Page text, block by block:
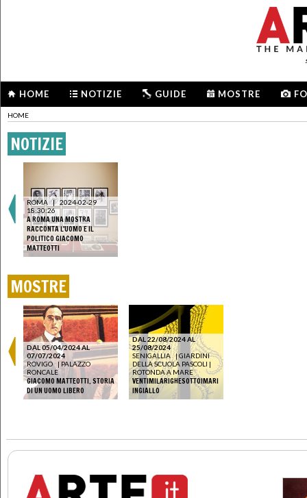
HOME NOTIZIE GUIDE MOSTRE
HOME
NOTIZIE
ROMA | 2024-02-29
18:30:26
A ROMA UNA MOSTRA
RACCONTA L'UOMO E IL
POLITICO GIACOMO
MATTEOTTI
MOSTRE
DAL 05/04/2024 AL
07/07/2024
ROVIGO
|PALAZZO
RONCALE
GIACOMO MATTEOTTI. STORIA
DI UN UOMO LIBERO
DAL 22/08/2024 AL
25/08/2024
SENIGALLIA |GIARDINI
DELLA SCUOLA PASCOLI |
ROTONDA A MARE
VENTIMILARIGHESOTTOIMARI
INGIALLO